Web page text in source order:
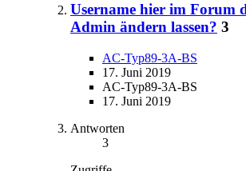
Username hier im Forum
Admin ändern lassen? 3
AC-Typ89-3A-BS
17. Juni 2019
AC-Typ89-3A-BS
17. Juni 2019
Antworten
3